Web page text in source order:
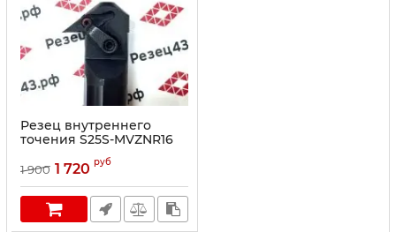
Резец внутреннего
точения S25S-MVZNR16
1 900 1 720 руб